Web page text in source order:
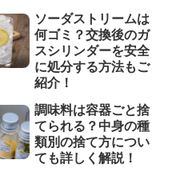
ソーダストリームは
何ゴミ？交換後のガ
スシリンダーを安全
に処分する方法もご
紹介！
調味料は容器ごと捨
てられる？中身の種
類別の捨て方につい
ても詳しく解説！